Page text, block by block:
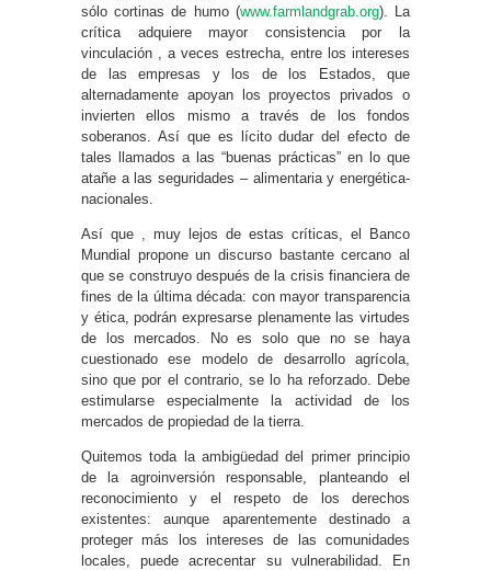
sólo cortinas de humo (www.farmlandgrab.org). La
crítica adquiere mayor consistencia por la
vinculación , a veces estrecha, entre los intereses
de las empresas y los de los Estados, que
alternadamente apoyan los proyectos privados o
invierten ellos mismo a través de los fondos
soberanos. Así que es lícito dudar del efecto de
tales llamados a las “buenas prácticas” en lo que
atañe a las seguridades – alimentaria y energética-
nacionales.
Así que , muy lejos de estas críticas, el Banco
Mundial propone un discurso bastante cercano al
que se construyo después de la crisis financiera de
fines de la última década: con mayor transparencia
y ética, podrán expresarse plenamente las virtudes
de los mercados. No es solo que no se haya
cuestionado ese modelo de desarrollo agrícola,
sino que por el contrario, se lo ha reforzado. Debe
estimularse especialmente la actividad de los
mercados de propiedad de la tierra.
Quitemos toda la ambigüedad del primer principio
de la agroinversión responsable, planteando el
reconocimiento y el respeto de los derechos
existentes: aunque aparentemente destinado a
proteger más los intereses de las comunidades
locales, puede acrecentar su vulnerabilidad. En